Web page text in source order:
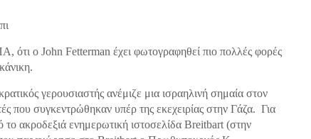
ότι ο John Fetterman έχει φωτογραφηθεί πιο πολλές φορές
γερουσιαστής ανέμιζε μια ισραηλινή σημαία στον
που συγκεντρώθηκαν υπέρ της εκεχειρίας στην Γάζα. Για
ακροδεξιά ενημερωτική ιστοσελίδα Breitbart (στην